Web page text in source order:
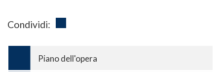
Condividi:
Piano dell'opera